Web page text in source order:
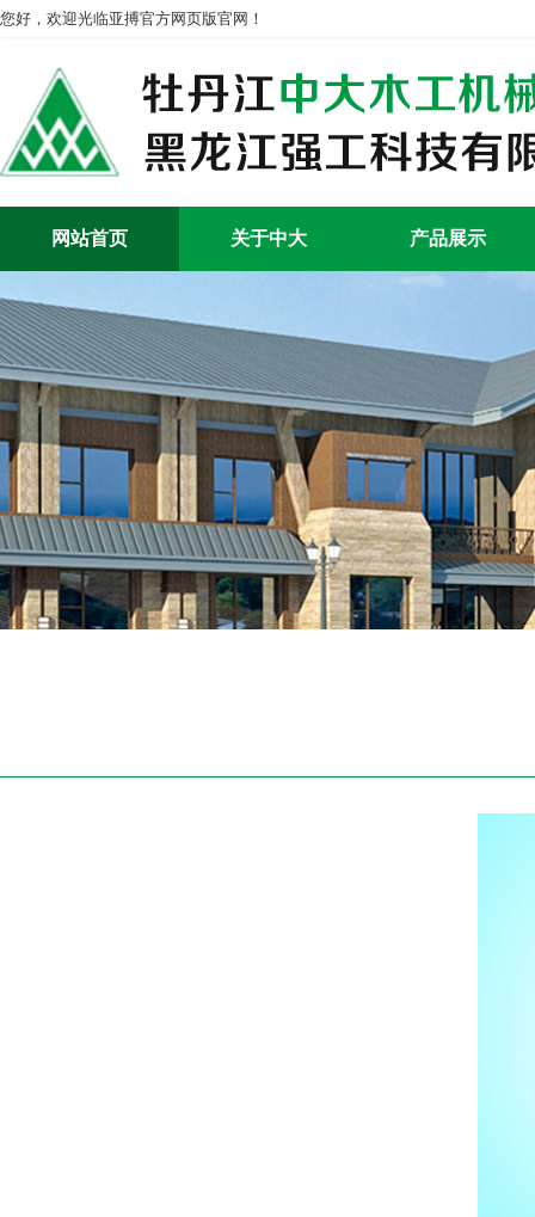
您好，欢迎光临亚搏官方网页版官网！
网站首页 关于中大 产品展示